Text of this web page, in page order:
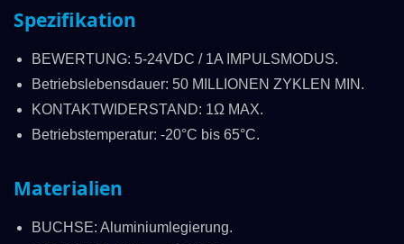
Spezifikation
BEWERTUNG: 5-24VDC / 1A IMPULSMODUS.
Betriebslebensdauer: 50 MILLIONEN ZYKLEN MIN.
KONTAKTWIDERSTAND: 1Ω MAX.
Betriebstemperatur: -20°C bis 65°C.
Materialien
BUCHSE: Aluminiumlegierung.